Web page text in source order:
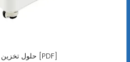
حلول تخزين الطاقة المتنقلة في فنزويلا [PDF]